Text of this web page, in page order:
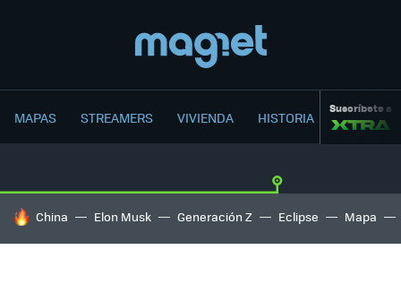
MAPAS STREAMERS VIVIENDA HISTORIA Suscríbete a
HOY SE HABLA DE
China Elon Musk Generación Z Eclipse Mapa